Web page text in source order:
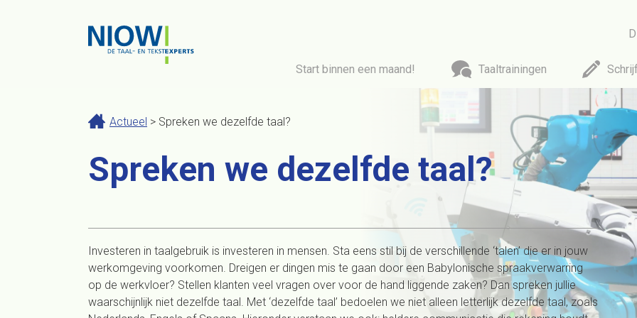
Start binnen een maand! Taaltrainingen
Taal
Cursus zakelijk Engels
Cursus Nederlands
Cursus zakelijk Duits
Cursus zakelijk Frans
Online taaltrainingen
Helder
E-mails
Actueel > Spreken we dezelfde taal?
Spreken we dezelfde taal?
Investeren in taalgebruik is investeren in mensen. Sta eens stil bij de verschillende ‘talen’ die er in jouw
werkomgeving voorkomen. Dreigen er dingen mis te gaan door een Babylonische spraakverwarring
op de werkvloer? Stellen klanten veel vragen over voor de hand liggende zaken? Dan spreken jullie
waarschijnlijk niet dezelfde taal. Met ‘dezelfde taal’ bedoelen we niet alleen letterlijk dezelfde taal, zoals